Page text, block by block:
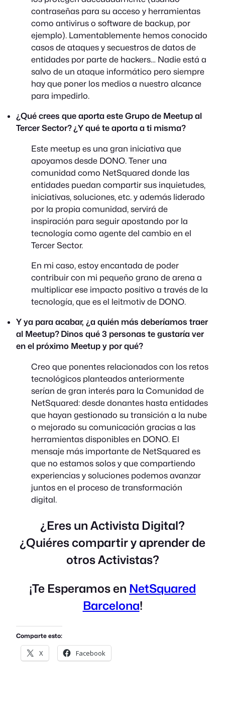
contraseñas para su acceso y herramientas
como antivirus o software de backup, por
ejemplo). Lamentablemente hemos conocido
casos de ataques y secuestros de datos de
entidades por parte de hackers… Nadie está a
salvo de un ataque informático pero siempre
hay que poner los medios a nuestro alcance
para impedirlo.
¿Qué crees que aporta este Grupo de Meetup al
Tercer Sector? ¿Y qué te aporta a ti misma?
Este meetup es una gran iniciativa que
apoyamos desde DONO. Tener una
comunidad como NetSquared donde las
entidades puedan compartir sus inquietudes,
iniciativas, soluciones, etc. y además liderado
por la propia comunidad, servirá de
inspiración para seguir apostando por la
tecnología como agente del cambio en el
Tercer Sector.
En mi caso, estoy encantada de poder
contribuir con mi pequeño grano de arena a
multiplicar ese impacto positivo a través de la
tecnología, que es el leitmotiv de DONO.
Y ya para acabar, ¿a quién más deberíamos traer
al Meetup? Dinos qué 3 personas te gustaría ver
en el próximo Meetup y por qué?
Creo que ponentes relacionados con los retos
tecnológicos planteados anteriormente
serían de gran interés para la Comunidad de
NetSquared: desde donantes hasta entidades
que hayan gestionado su transición a la nube
o mejorado su comunicación gracias a las
herramientas disponibles en DONO. El
mensaje más importante de NetSquared es
que no estamos solos y que compartiendo
experiencias y soluciones podemos avanzar
juntos en el proceso de transformación
digital.
¿Eres un Activista Digital?
¿Quiéres compartir y aprender de
otros Activistas?
¡Te Esperamos en NetSquared
Barcelona!
Comparte esto:
X Facebook